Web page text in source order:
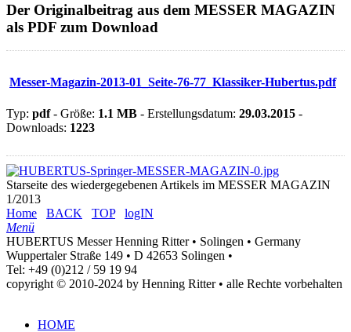
Der Originalbeitrag aus dem MESSER MAGAZIN
als PDF zum Download
Messer-Magazin-2013-01_Seite-76-77_Klassiker-Hubertus.pdf
Typ: pdf- Größe: 1.1 MB - Erstellungsdatum: 29.03.2015 -
Downloads: 1223
Starseite des wiedergegebenen Artikels im MESSER MAGAZIN
1/2013
Home
BACK TOP
logIN
Menü
HUBERTUS Messer Henning Ritter • Solingen • Germany
Wuppertaler Straße 149 • D 42653 Solingen •
Tel: +49 (0)212 / 59 19 94
copyright © 2010-2024 by Henning Ritter • alle Rechte vorbehalten
HOME